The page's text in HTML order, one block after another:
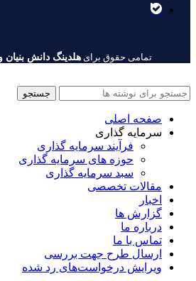
تمامی حقوق برایهلدینگ دانش بنیان
جستجو
صفحه اصلی
سرمایه گذاری
فرآیند سرمایه گذاری
حوزه های سرمایه گذاری
سبد سرمایه گذاری
مقالات تخصصی
اخبار
گزارش ها
درباره ما
تماس با ما
ارسال طرح جهت بررسی
ویرایش درخواست‌های رد شده